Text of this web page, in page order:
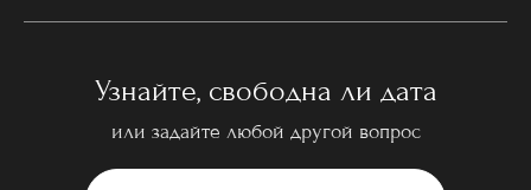
Узнайте, свободна ли дата
или задайте любой другой вопрос